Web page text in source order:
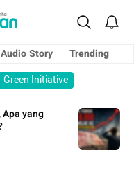
Audio Story
Trending
Green Initiative
yang